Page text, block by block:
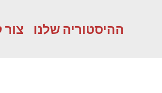
ההיסטוריה שלנו